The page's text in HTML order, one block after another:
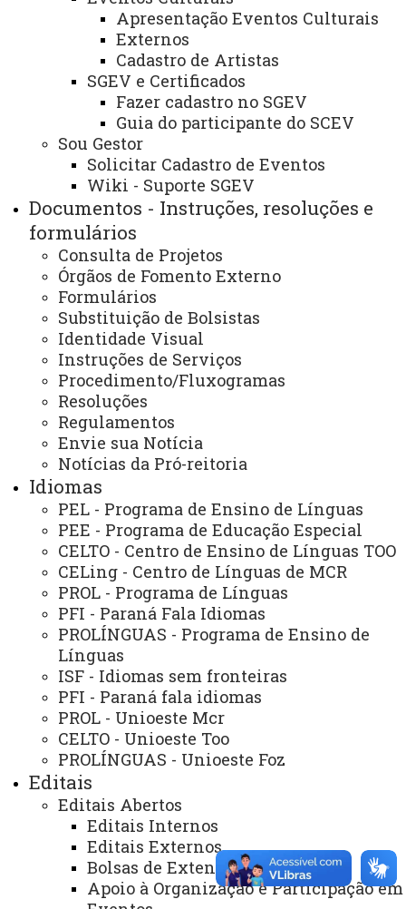
Apresentação Eventos Culturais
Externos
Cadastro de Artistas
SGEV e Certificados
Fazer cadastro no SGEV
Guia do participante do SCEV
Sou Gestor
Solicitar Cadastro de Eventos
Wiki - Suporte SGEV
Documentos - Instruções, resoluções e
formulários
Consulta de Projetos
Órgãos de Fomento Externo
Formulários
Substituição de Bolsistas
Identidade Visual
Instruções de Serviços
Procedimento/Fluxogramas
Resoluções
Regulamentos
Envie sua Notícia
Notícias da Pró-reitoria
Idiomas
PEL - Programa de Ensino de Línguas
PEE - Programa de Educação Especial
CELTO - Centro de Ensino de Línguas TOO
CELing - Centro de Línguas de MCR
PROL - Programa de Línguas
PFI - Paraná Fala Idiomas
PROLÍNGUAS - Programa de Ensino de
Línguas
ISF - Idiomas sem fronteiras
PFI - Paraná fala idiomas
PROL - Unioeste Mcr
CELTO - Unioeste Too
PROLÍNGUAS - Unioeste Foz
Editais
Editais Abertos
Editais Internos
Editais Externos
Bolsas de Extensão
Apoio à Organização e Participação em
na vaga de Estudante de Graduação em Pedagogia.
ATUALIZAÇÃO MAIS RECENTE: 11 DE MARÇO DE
ACESSOS: 250
Você está aqui:Unioeste
PROEX
Destaques/Informações
Editais Externos
EDITAL Nº 005/2026 - NUMAPE-
UNIOESTE/CASCAVEL - SELEÇÃO DE BOLSISTA
ESTUDANTE DE GRADUAÇÃO EM PEDAGOGIA
ACESSE
Acesso Restrito (Editores do Portal)
Arquivo Virtual
Bibliotecas
Identidade Visual
Mapa do Site
Ouvidoria
Portal Office 365
Sistemas
Telefones
Webmail
REITORIA
Secretaria Geral
Gabinete Reitoria
Secretaria dos Conselhos Superiores